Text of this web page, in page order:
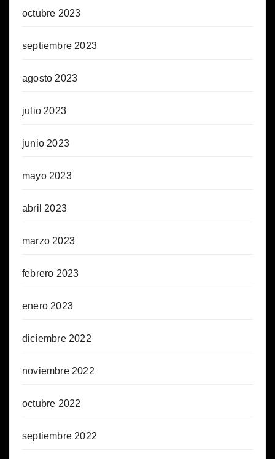
octubre 2023
septiembre 2023
agosto 2023
julio 2023
junio 2023
mayo 2023
abril 2023
marzo 2023
febrero 2023
enero 2023
diciembre 2022
noviembre 2022
octubre 2022
septiembre 2022